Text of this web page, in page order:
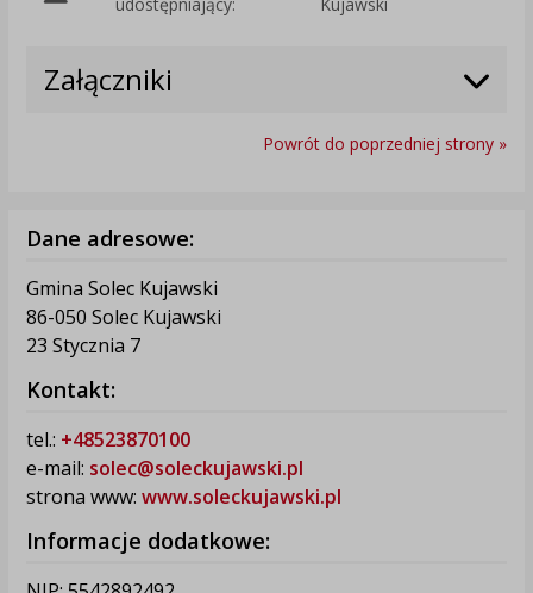
Załączniki
Powrót do poprzedniej strony »
Dane adresowe:
Gmina Solec Kujawski
86-050 Solec Kujawski
23 Stycznia 7
Kontakt:
tel.: +48523870100
e-mail: solec@soleckujawski.pl
strona www: www.soleckujawski.pl
Informacje dodatkowe: